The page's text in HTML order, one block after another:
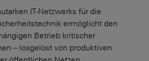
IT-Netzwerks für die
ermöglicht den
Betrieb kritischer
– losgelöst von produktiven